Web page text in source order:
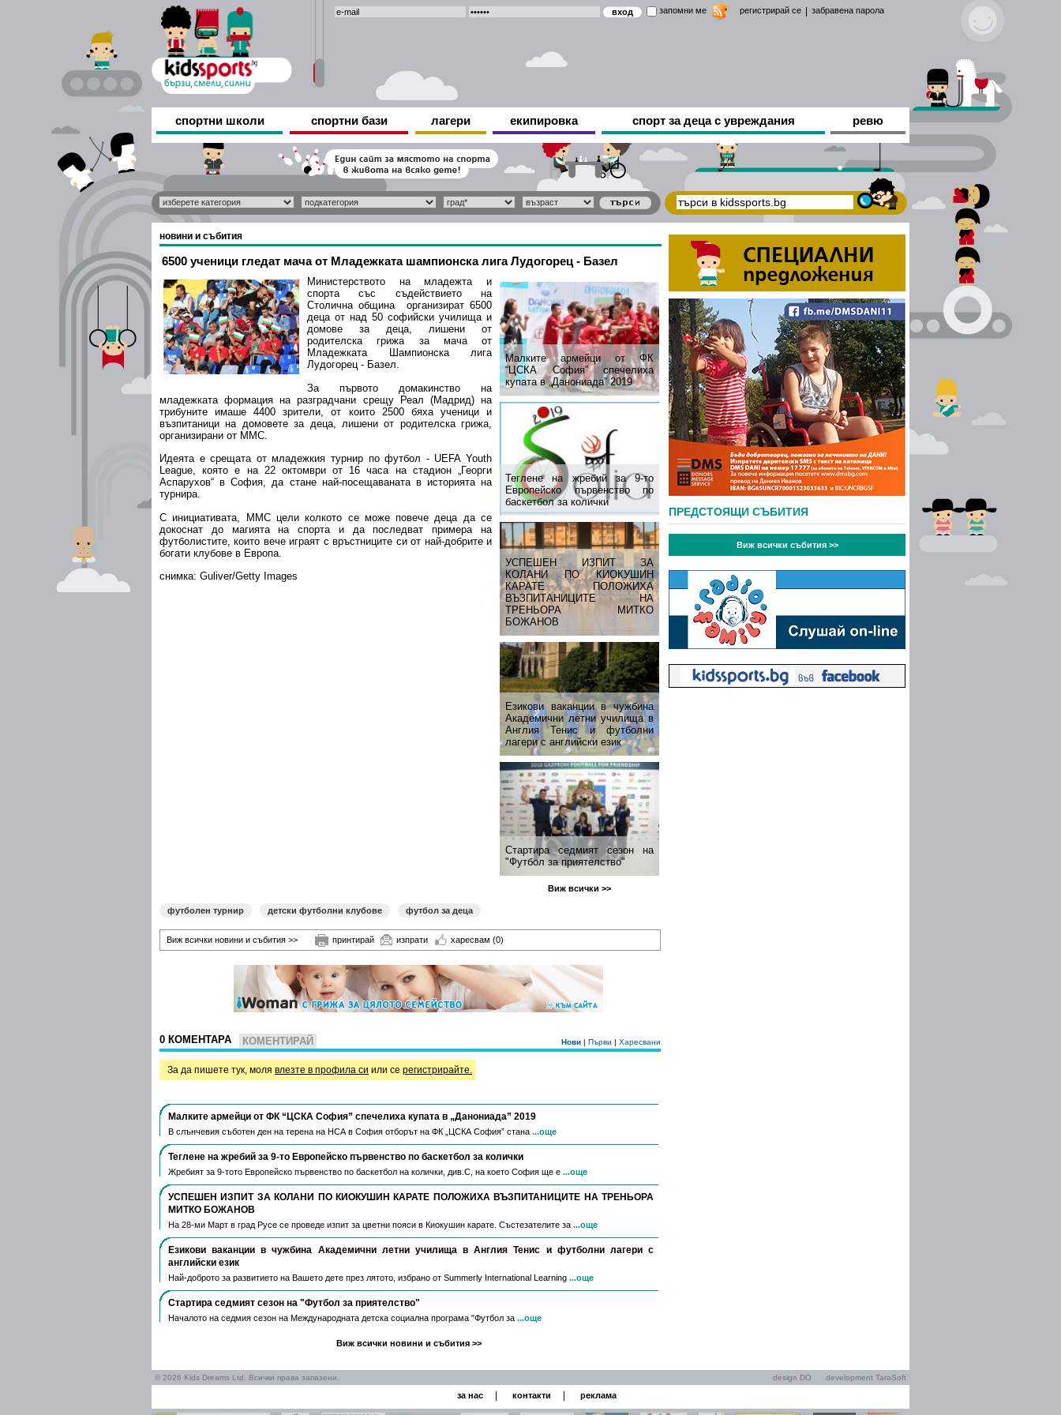
запомни ме регистрирай се забравена парола
спортни школи спортни бази лагери екипировка спорт за деца с увреждания ревю
новини и събития
6500 ученици гледат мача от Младежката шампионска лига Лудогорец - Базел
Малките армейци от ФК
“ЦСКА София” спечелиха
купата в „Данониада” 2019
Теглене на жребий за 9-то
Европейско първенство по
баскетбол за колички
УСПЕШЕН ИЗПИТ ЗА
КОЛАНИ ПО КИОКУШИН
КАРАТЕ ПОЛОЖИХА
ВЪЗПИТАНИЦИТЕ НА
ТРЕНЬОРА МИТКО
БОЖАНОВ
Езикови ваканции​ в чужбина
Академични летни училища в
Англия Тенис и футболни
лагери с английски език
Стартира седмият сезон на
"Футбол за приятелство"
Виж всички >>
Министерството на младежта и
спорта със съдействието на
Столична община организират 6500
деца от над 50 софийски училища и
домове за деца, лишени от
родителска грижа за мача от
Младежката Шампионска лига
Лудогорец - Базел.
За първото домакинство на
младежката формация на разградчани срещу Реал (Мадрид) на
трибуните имаше 4400 зрители, от които 2500 бяха ученици и
възпитаници на домовете за деца, лишени от родителска грижа,
организирани от ММС.
Идеята е срещата от младежкия турнир по футбол - UEFA Youth
League, която е на 22 октомври от 16 часа на стадион „Георги
Аспарухов“ в София, да стане най-посещаваната в историята на
турнира.
С инициативата, ММС цели колкото се може повече деца да се
докоснат до магията на спорта и да последват примера на
футболистите, които вече играят с връстниците си от най-добрите и
богати клубове в Европа.
снимка: Guliver/Getty Images
футболен турнир детски футболни клубове футбол за деца
Виж всички новини и събития >> принтирай изпрати харесвам (0)
0 КОМЕНТАРА КОМЕНТИРАЙ Нови | Първи | Харесвани
За да пишете тук, моля влезте в профила си или се регистрирайте.
Малките армейци от ФК “ЦСКА София” спечелиха купата в „Данониада” 2019
В слънчевия съботен ден на терена на НСА в София отборът на ФК „ЦСКА София” стана ...още
Теглене на жребий за 9-то Европейско първенство по баскетбол за колички
Жребият за 9-тото Европейско първенство по баскетбол на колички, див.С, на което София ще е ...още
УСПЕШЕН ИЗПИТ ЗА КОЛАНИ ПО КИОКУШИН КАРАТЕ ПОЛОЖИХА ВЪЗПИТАНИЦИТЕ НА ТРЕНЬОРА
МИТКО БОЖАНОВ
На 28-ми Март в град Русе се проведе изпит за цветни пояси в Киокушин карате. Състезателите за ...още
Езикови ваканции​ в чужбина Академични летни училища в Англия Тенис и футболни лагери с
английски език
Най-доброто за развитието на Вашето дете през лятото, избрано от Summerly International Learning ...още
Стартира седмият сезон на "Футбол за приятелство"
Началото на седмия сезон на Международната детска социална програма "Футбол за ...още
Виж всички новини и събития >>
ПРЕДСТОЯЩИ СЪБИТИЯ
Виж всички събития >>
© 2026 Kids Dreams Ltd. Всички права запазени. design DO development TaraSoft
за нас контакти реклама